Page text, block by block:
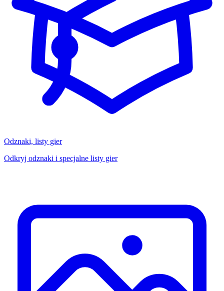
Odznaki, listy gier
Odkryj odznaki i specjalne listy gier